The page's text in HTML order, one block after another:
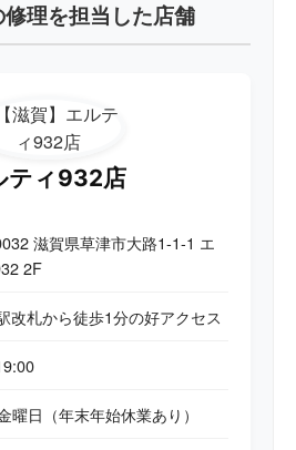
修理を担当した店舗
ティ932店
滋賀県草津市大路1-1-1 エ
2F
改札から徒歩1分の好アクセス
曜日（年末年始休業あり）